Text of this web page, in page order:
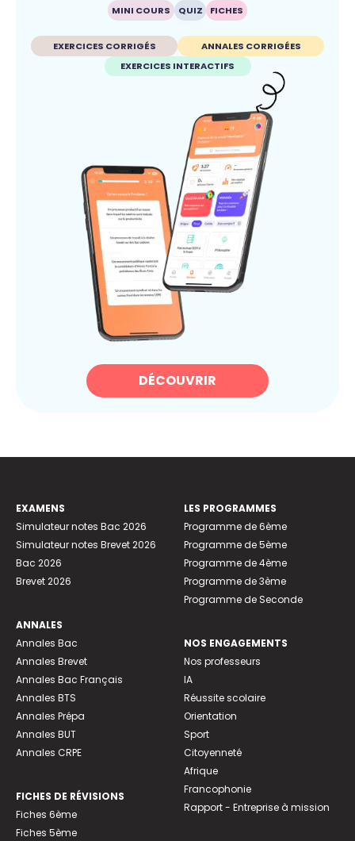
MINI COURS QUIZ FICHES
EXERCICES CORRIGÉS
ANNALES CORRIGÉES
EXERCICES INTERACTIFS
DÉCOUVRIR
EXAMENS
Simulateur notes Bac 2026
Simulateur notes Brevet 2026
Bac 2026
Brevet 2026
ANNALES
Annales Bac
Annales Brevet
Annales Bac Français
Annales BTS
Annales Prépa
Annales BUT
Annales CRPE
FICHES DE RÉVISIONS
Fiches 6ème
Fiches 5ème
LES PROGRAMMES
Programme de 6ème
Programme de 5ème
Programme de 4ème
Programme de 3ème
Programme de Seconde
NOS ENGAGEMENTS
Nos professeurs
IA
Réussite scolaire
Orientation
Sport
Citoyenneté
Afrique
Francophonie
Rapport - Entreprise à mission